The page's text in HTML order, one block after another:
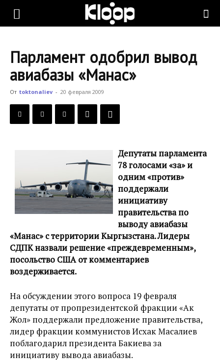
KLOOP.KG
Новости
Парламент одобрил вывод
авиабазы «Манас»
От toktonaliev - 20 февраля 2009
Депутаты парламента
78 голосами «за» и
одним «против»
поддержали
инициативу
правительства по
выводу авиабазы
«Манас» с территории Кыргызстана. Лидеры
СДПК назвали решение «преждевременным»,
посольство США от комментариев
воздерживается.
На обсуждении этого вопроса 19 февраля
депутаты от пропрезидентской фракции «Ак
Жол» поддержали предложение правительства,
лидер фракции коммунистов Исхак Масалиев
поблагодарил президента Бакиева за
инициативу вывода авиабазы.